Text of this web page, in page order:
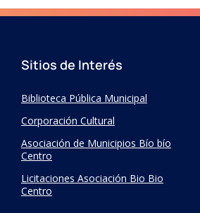
Sitios de Interés
Biblioteca Pública Municipal
Corporación Cultural
Asociación de Municipios Bío bío
Centro
Licitaciones Asociación Bio Bio
Centro